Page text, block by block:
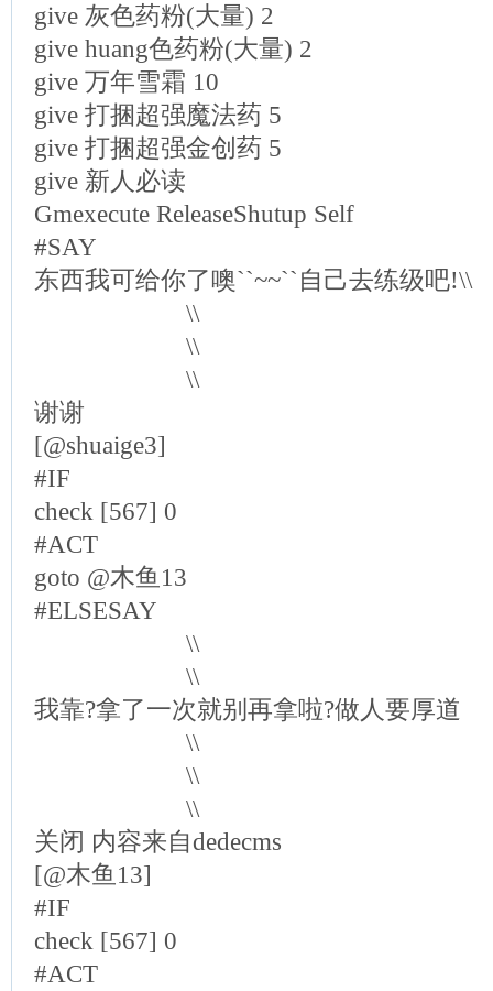
give 灰色药粉(大量) 2
give huang色药粉(大量) 2
give 万年雪霜 10
give 打捆超强魔法药 5
give 打捆超强金创药 5
give 新人必读
Gmexecute ReleaseShutup Self
#SAY
东西我可给你了噢``~~``自己去练级吧!\\
\\
\\
\\
谢谢
[@shuaige3]
#IF
check [567] 0
#ACT
goto @木鱼13
#ELSESAY
\\
\\
我靠?拿了一次就别再拿啦?做人要厚道
\\
\\
\\
关闭 内容来自dedecms
[@木鱼13]
#IF
check [567] 0
#ACT